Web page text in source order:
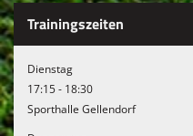
Trainingszeiten
Dienstag
17:15 - 18:30
Sporthalle Gellendorf